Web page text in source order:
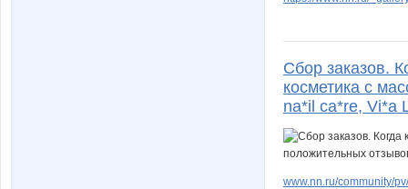
Сбор заказов.
косметика с
na*il ca*re, Vi*a
www.nn.ru/community/